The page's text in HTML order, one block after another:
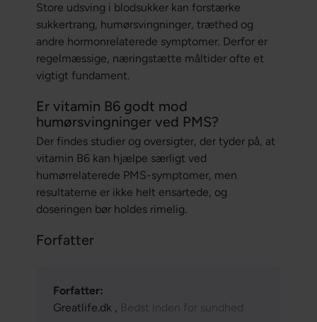
Store udsving i blodsukker kan forstærke
sukkertrang, humørsvingninger, træthed og
andre hormonrelaterede symptomer. Derfor er
regelmæssige, næringstætte måltider ofte et
vigtigt fundament.
Er vitamin B6 godt mod
humørsvingninger ved PMS?
Der findes studier og oversigter, der tyder på, at
vitamin B6 kan hjælpe særligt ved
humørrelaterede PMS-symptomer, men
resultaterne er ikke helt ensartede, og
doseringen bør holdes rimelig.
Forfatter
Forfatter:
Greatlife.dk , Bedst inden for sundhed